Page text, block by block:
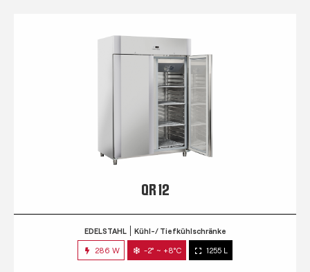
QR 12
EDELSTAHL Kühl-/ Tiefkühlschränke
286 W -2° ~ +8°C 1255 L